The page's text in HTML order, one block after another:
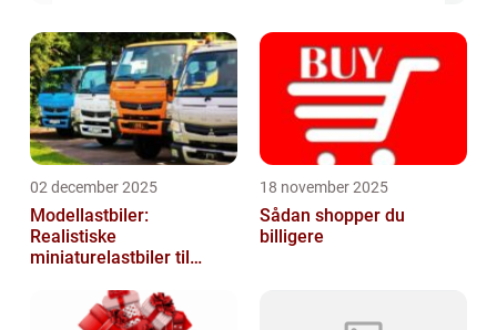
02 december 2025
Modellastbiler:
Realistiske
miniaturelastbiler til
18 november 2025
Sådan shopper du
billigere